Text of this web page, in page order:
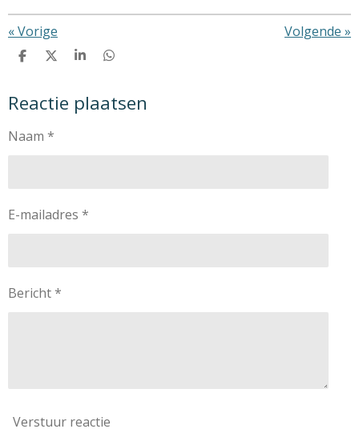
«Vorige Volgende »
D
e
n
D
l
S
r
e
D
e
n
Reactie plaatsen
Naam *
E-mailadres *
Bericht *
Verstuur reactie